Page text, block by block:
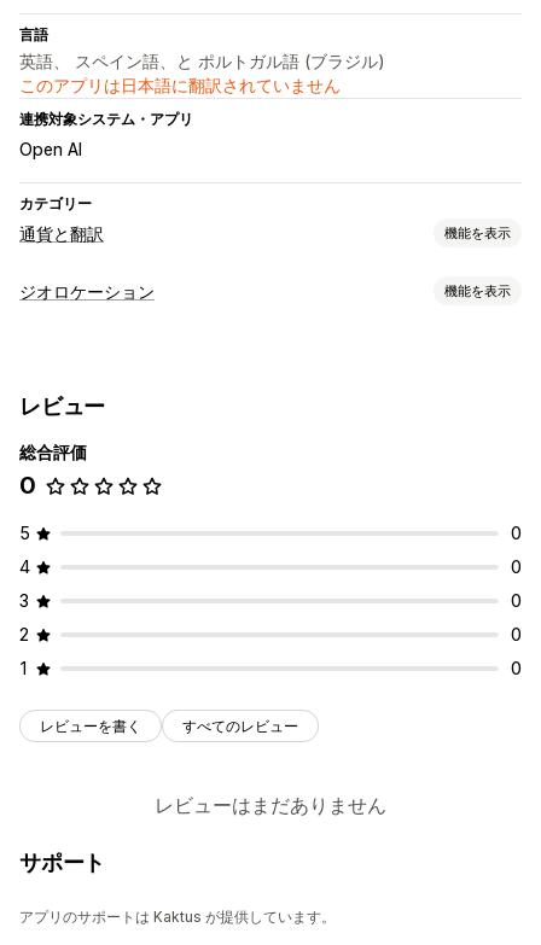
言語
英語、 スペイン語、と ポルトガル語 (ブラジル)
このアプリは日本語に翻訳されていません
連携対象システム・アプリ
Open AI
カテゴリー
通貨と翻訳 機能を表示
言語翻訳
ジオロケーション 機能を表示
レビュー
総合評価
0
5
0
4
0
3
0
2
0
1
0
レビューを書く すべてのレビュー
レビューはまだありません
サポート
アプリのサポートは Kaktus が提供しています。